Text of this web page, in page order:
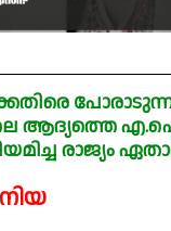
ആദ്യത്തെ
രാജ്യം